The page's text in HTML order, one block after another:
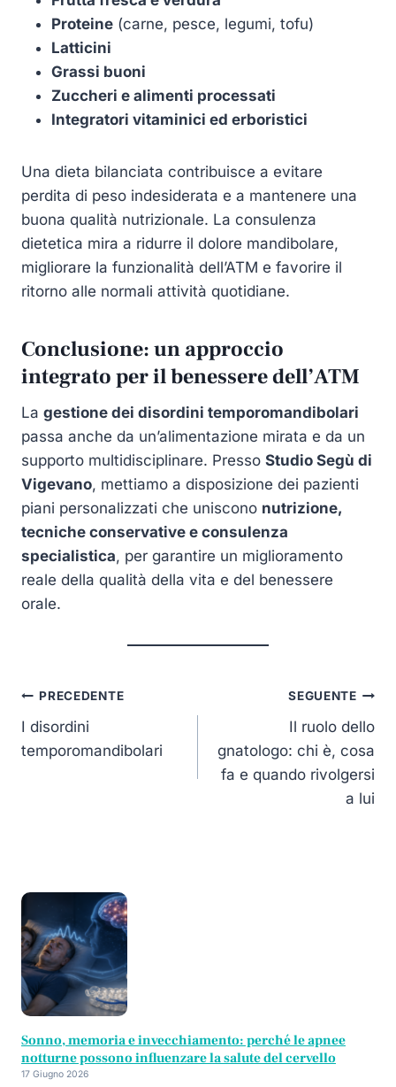
Proteine (carne, pesce, legumi, tofu)
Latticini
Grassi buoni
Zuccheri e alimenti processati
Integratori vitaminici ed erboristici
Una dieta bilanciata contribuisce a evitare
perdita di peso indesiderata e a mantenere una
buona qualità nutrizionale. La consulenza
dietetica mira a ridurre il dolore mandibolare,
migliorare la funzionalità dell’ATM e favorire il
ritorno alle normali attività quotidiane.
Conclusione: un approccio
integrato per il benessere dell’ATM
La gestione dei disordini temporomandibolari
passa anche da un’alimentazione mirata e da un
supporto multidisciplinare. Presso Studio Segù di
Vigevano, mettiamo a disposizione dei pazienti
piani personalizzati che uniscono nutrizione,
tecniche conservative e consulenza
specialistica, per garantire un miglioramento
reale della qualità della vita e del benessere
orale.
Navigazione
articoli
PRECEDENTE
I disordini
temporomandibolari
SEGUENTE
Il ruolo dello
gnatologo: chi è, cosa
fa e quando rivolgersi
a lui
Sonno, memoria e invecchiamento: perché le apnee
notturne possono influenzare la salute del cervello
17 Giugno 2026